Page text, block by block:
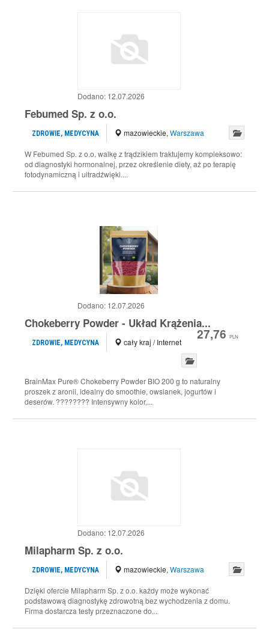
Dodano: 12.07.2026
Febumed Sp. z o.o.
ZDROWIE, MEDYCYNA mazowieckie, Warszawa
W Febumed Sp. z o.o. walkę z trądzikiem traktujemy kompleksowo:
od diagnostyki hormonalnej, przez określenie diety, aż po terapię
fotodynamiczną i ultradźwięki....
Dodano: 12.07.2026
Chokeberry Powder - Układ Krążenia...
27,76 PLN
ZDROWIE, MEDYCYNA cały kraj / Internet
BrainMax Pure® Chokeberry Powder BIO 200 g to naturalny
proszek z aronii, idealny do smoothie, owsianek, jogurtów i
deserów. ???????? Intensywny kolor,...
Dodano: 12.07.2026
Milapharm Sp. z o.o.
ZDROWIE, MEDYCYNA mazowieckie, Warszawa
Dzięki ofercie Milapharm Sp. z o.o. każdy może wykonać
podstawową diagnostykę zdrowotną bez wychodzenia z domu.
Firma dostarcza testy przeznaczone do...